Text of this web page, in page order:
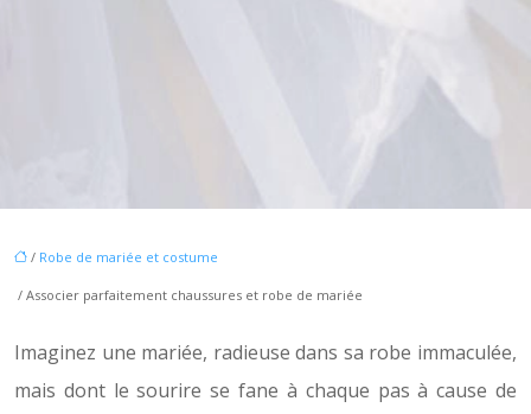
/ Robe de mariée et costume
/ Associer parfaitement chaussures et robe de mariée
Imaginez une mariée, radieuse dans sa robe immaculée,
mais dont le sourire se fane à chaque pas à cause de